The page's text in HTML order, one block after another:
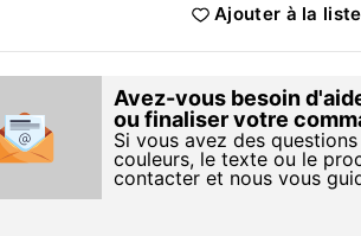
Ajouter à la
Avez-vous besoin
ou finaliser votre
Si vous avez des
couleurs, le texte ou le
contacter et nous vous